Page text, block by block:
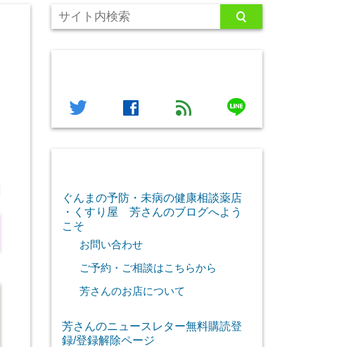
twitter facebook feed line
ぐんまの予防・未病の健康相談薬店
・くすり屋 芳さんのブログへよう
こそ
お問い合わせ
ご予約・ご相談はこちらから
芳さんのお店について
芳さんのニュースレター無料購読登
録/登録解除ページ